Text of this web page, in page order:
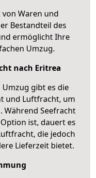
Waren und
Bestandteil des
ermöglicht Ihre
Umzug.
nach Eritrea
gibt es die
und Luftfracht, um
Während Seefracht
ist, dauert es
die jedoch
Lieferzeit bietet.